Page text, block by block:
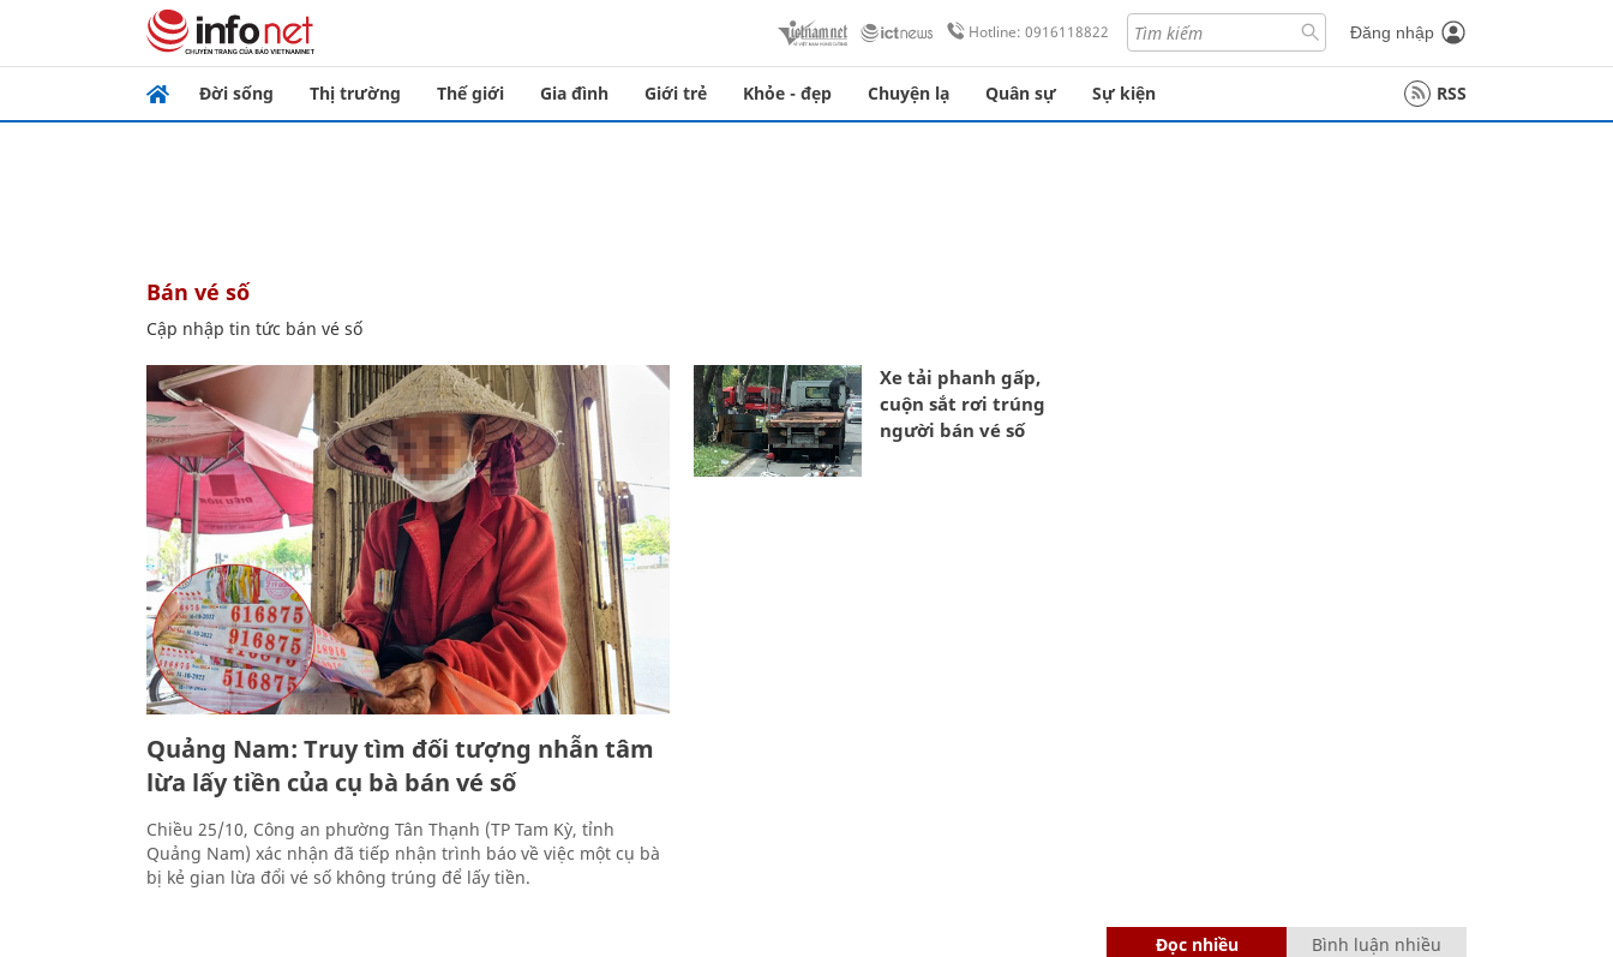
Hotline: 0916118822 Đăng nhập
Đời sống Thị trường Thế giới Gia đình Giới trẻ Khỏe - đẹp Chuyện lạ Quân sự Sự kiện RSS
bán vé số
Cập nhập tin tức bán vé số
Quảng Nam: Truy tìm đối tượng nhẫn tâm
lừa lấy tiền của cụ bà bán vé số
Chiều 25/10, Công an phường Tân Thạnh (TP Tam Kỳ, tỉnh
Quảng Nam) xác nhận đã tiếp nhận trình báo về việc một cụ bà
bị kẻ gian lừa đổi vé số không trúng để lấy tiền.
Xe tải phanh gấp,
cuộn sắt rơi trúng
người bán vé số
Đọc nhiều Bình luận nhiều